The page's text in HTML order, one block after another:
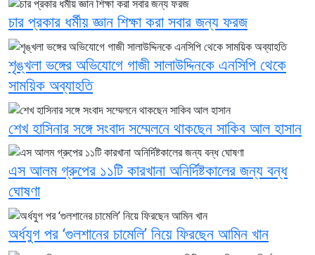
চার প্রকার ধর্মীয় জ্ঞান শিক্ষা করা সবার জন্য ফরজ
শৃঙ্খলা ভঙ্গের অভিযোগে গাজী সালাউদ্দিনকে এনসিপি থেকে
সাময়িক অব্যাহতি
শেখ হাসিনার সঙ্গে সংবাদ সম্মেলনে থাকছেন সাকিব আল হাসান
এস আলম গ্রুপের ১১টি কারখানা অনির্দিষ্টকালের জন্য বন্ধ
ঘোষণা
অর্ধযুগ পর ‘গুলশানের চামেলি’ নিয়ে ফিরছেন আমিন খান